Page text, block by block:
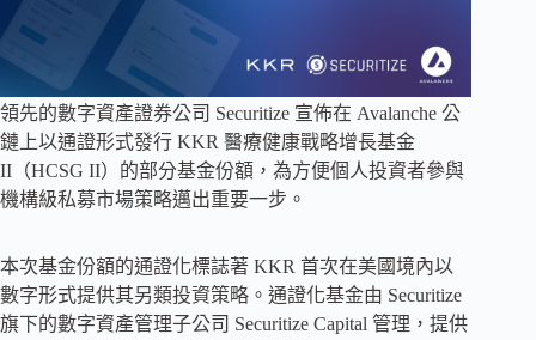
領先的數字資產證券公司 Securitize 宣佈在 Avalanche 公
鏈上以通證形式發行 KKR 醫療健康戰略增長基金
II（HCSG II）的部分基金份額，為方便個人投資者參與
機構級私募市場策略邁出重要一步。
本次基金份額的通證化標誌著 KKR 首次在美國境內以
數字形式提供其另類投資策略。通證化基金由 Securitize
旗下的數字資產管理子公司 Securitize Capital 管理，提供